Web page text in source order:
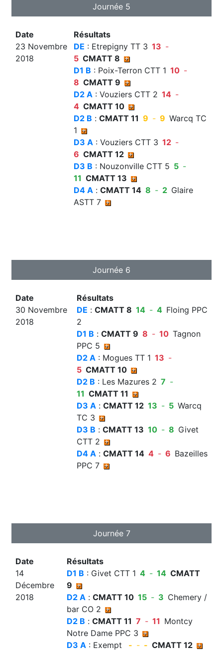
Journée 5
Date
23 Novembre
2018
Résultats
DE : Etrepigny TT 3 13 -
5 CMATT 8
D1 B : Poix-Terron CTT 1 10 -
8 CMATT 9
D2 A: Vouziers CTT 2 14 -
4 CMATT 10
D2 B : CMATT 11 9 - 9 Warcq TC
1
D3 A: Vouziers CTT 3 12 -
6 CMATT 12
D3 B : Nouzonville CTT 5 5 -
11 CMATT 13
D4 A: CMATT 14 8 - 2 Glaire
ASTT 7
Journée 6
Date
30 Novembre
2018
Résultats
DE : CMATT 8 14 - 4 Floing PPC
2
D1 B : CMATT 9 8 - 10 Tagnon
PPC 5
D2 A: Mogues TT 1 13 -
5 CMATT 10
D2 B : Les Mazures 2 7 -
11 CMATT 11
D3 A: CMATT 12 13 - 5 Warcq
TC 3
D3 B : CMATT 13 10 - 8 Givet
CTT 2
D4 A: CMATT 14 4 - 6 Bazeilles
PPC 7
Journée 7
Date
14
Décembre
2018
Résultats
D1 B : Givet CTT 1 4 - 14 CMATT
9
D2 A :CMATT 10 15 - 3 Chemery /
bar CO 2
D2 B :CMATT 11 7 - 11 Montcy
Notre Dame PPC 3
D3 A : Exempt - - - CMATT 12